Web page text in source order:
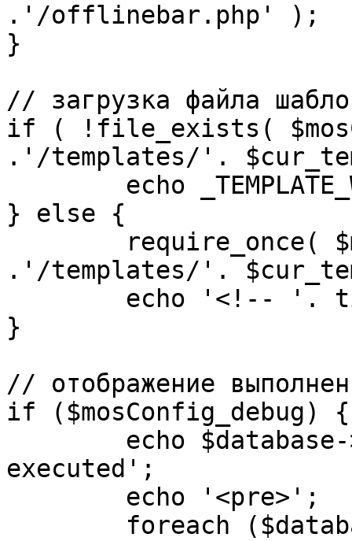
.'/offlinebar.php' );
}
// загрузка файла
if ( !file_exists(
.'/templates/'.
} else {
.'/templates/'.
}
// отображение
if ($mosConfig_debug) {
executed';